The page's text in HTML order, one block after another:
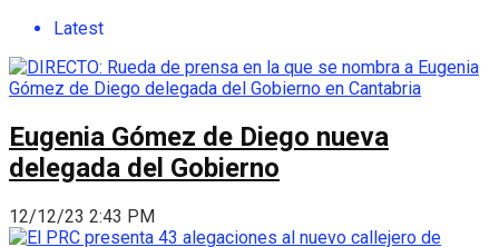
Latest
Eugenia Gómez de Diego nueva
delegada del Gobierno
12/12/23 2:43 PM